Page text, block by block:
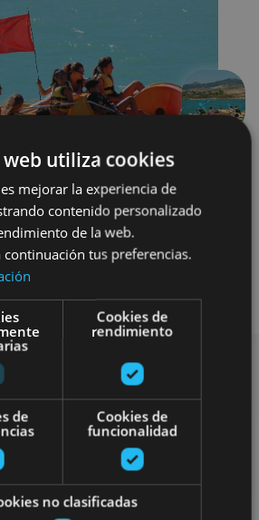
Next
plans
suggestions to round off your trip in
tours and the most important
web utiliza cookies
mejorar la experiencia de
contenido personalizado
de la web.
continuación tus preferencias.
Cookies de
rendimiento
de
Cookies de
funcionalidad
no clasificadas